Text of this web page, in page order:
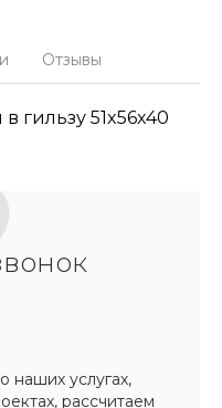
Отзывы
гильзу 51x56x40
наших услугах,
рассчитаем